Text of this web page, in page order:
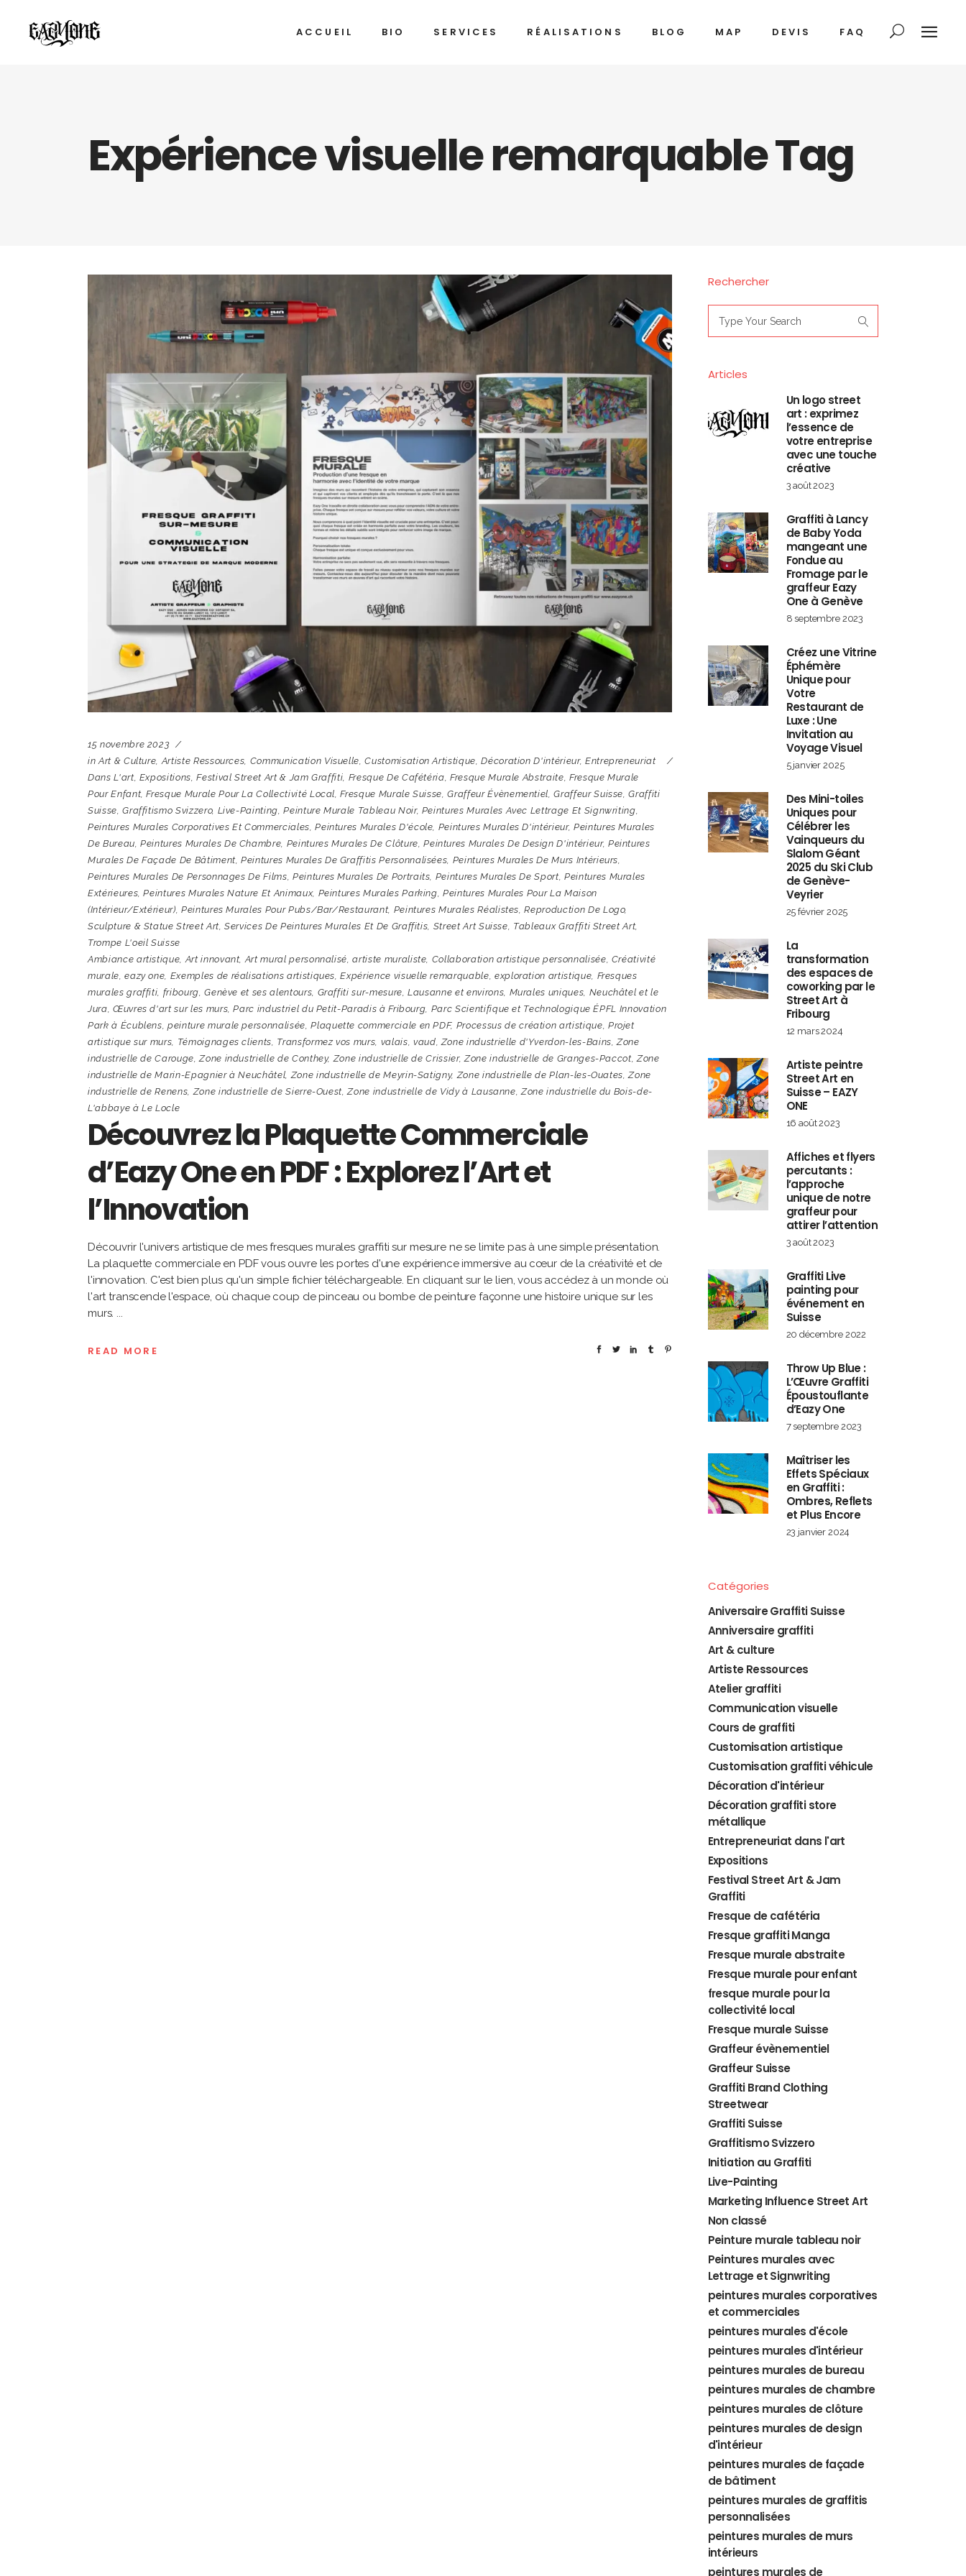
ACCUEIL BIO SERVICES RÉALISATIONS BLOG MAP DEVIS FAQ
Expérience visuelle remarquable Tag
15 novembre 2023
in Art & Culture,Artiste Ressources, Communication Visuelle,Customisation Artistique,Décoration D'intérieur, Entrepreneuriat
Dans L'art, Expositions,Festival Street Art & Jam Graffiti, Fresque De Cafétéria,Fresque Murale Abstraite, Fresque Murale
Pour Enfant,Fresque Murale Pour La Collectivité Local,Fresque Murale Suisse,Graffeur Évènementiel,Graffeur Suisse,Graffiti
Suisse,Graffitismo Svizzero, Live-Painting,Peinture Murale Tableau Noir, Peintures Murales Avec Lettrage Et Signwriting,
Peintures Murales Corporatives Et Commerciales,Peintures Murales D'école, Peintures Murales D'intérieur, Peintures Murales
De Bureau,Peintures Murales De Chambre, Peintures Murales De Clôture,Peintures Murales De Design D'intérieur, Peintures
Murales De Façade De Bâtiment,Peintures Murales De Graffitis Personnalisées, Peintures Murales De Murs Intérieurs,
Peintures Murales De Personnages De Films, Peintures Murales De Portraits, Peintures Murales De Sport, Peintures Murales
Extérieures,Peintures Murales Nature Et Animaux, Peintures Murales Parking,Peintures Murales Pour La Maison
(intérieur/extérieur), Peintures Murales Pour Pubs/bar/restaurant, Peintures Murales Réalistes,Reproduction De Logo,
Sculpture & Statue Street Art,Services De Peintures Murales Et De Graffitis, Street Art Suisse, Tableaux Graffiti Street Art,
Trompe L'oeil Suisse
Ambiance artistique,Art innovant,Art mural personnalisé,artiste muraliste, Collaboration artistique personnalisée, Créativité
murale,eazy one, Exemples de réalisations artistiques,Expérience visuelle remarquable, exploration artistique, Fresques
murales graffiti, fribourg,Genève et ses alentours, Graffiti sur-mesure,Lausanne et environs, Murales uniques, Neuchâtel et le
Jura, Œuvres d'art sur les murs,Parc industriel du Petit-Paradis à Fribourg, Parc Scientifique et Technologique ÉPFL Innovation
Park à Écublens,peinture murale personnalisée,Plaquette commerciale en PDF, Processus de création artistique, Projet
artistique sur murs, Témoignages clients, Transformez vos murs, valais, vaud,Zone industrielle d'Yverdon-les-Bains,Zone
industrielle de Carouge,Zone industrielle de Conthey,Zone industrielle de Crissier,Zone industrielle de Granges-Paccot,Zone
industrielle de Marin-Epagnier à Neuchâtel,Zone industrielle de Meyrin-Satigny,Zone industrielle de Plan-les-Ouates,Zone
industrielle de Renens,Zone industrielle de Sierre-Ouest,Zone industrielle de Vidy à Lausanne,Zone industrielle du Bois-de-
L'abbaye à Le Locle
Découvrez la Plaquette Commerciale
d’Eazy One en PDF : Explorez l’Art et
l’Innovation
Découvrir l'univers artistique de mes fresques murales graffiti sur mesure ne se limite pas à une simple présentation.
La plaquette commerciale en PDF vous ouvre les portes d'une expérience immersive au cœur de la créativité et de
l'innovation. C'est bien plus qu'un simple fichier téléchargeable. En cliquant sur le lien, vous accédez à un monde où
l'art transcende l'espace, où chaque coup de pinceau ou bombe de peinture façonne une histoire unique sur les
murs.
READ MORE
Rechercher
for:
Articles
Un logo street
art : exprimez
l’essence de
votre entreprise
avec une touche
créative
3 août 2023
Graffiti à Lancy
de Baby Yoda
mangeant une
Fondue au
Fromage par le
graffeur Eazy
One à Genève
8 septembre 2023
Créez une Vitrine
Éphémère
Unique pour
Votre
Restaurant de
Luxe : Une
Invitation au
Voyage Visuel
5 janvier 2025
Des Mini-toiles
Uniques pour
Célébrer les
Vainqueurs du
Slalom Géant
2025 du Ski Club
de Genève-
Veyrier
25 février 2025
La
transformation
des espaces de
coworking par le
Street Art à
Fribourg
12 mars 2024
Artiste peintre
Street Art en
Suisse – EAZY
ONE
16 août 2023
Affiches et flyers
percutants :
l’approche
unique de notre
graffeur pour
attirer l’attention
3 août 2023
Graffiti Live
painting pour
événement en
Suisse
20 décembre 2022
Throw Up Blue :
L’Œuvre Graffiti
Époustouflante
d’Eazy One
7 septembre 2023
Maîtriser les
Effets Spéciaux
en Graffiti :
Ombres, Reflets
et Plus Encore
23 janvier 2024
Catégories
Aniversaire Graffiti Suisse
Anniversaire graffiti
Art & culture
Artiste Ressources
Atelier graffiti
Communication visuelle
Cours de graffiti
Customisation artistique
Customisation graffiti véhicule
Décoration d'intérieur
Décoration graffiti store
métallique
Entrepreneuriat dans l'art
Expositions
Festival Street Art & Jam
Graffiti
Fresque de cafétéria
Fresque graffiti Manga
Fresque murale abstraite
Fresque murale pour enfant
fresque murale pour la
collectivité local
Fresque murale Suisse
Graffeur évènementiel
Graffeur Suisse
Graffiti Brand Clothing
Streetwear
Graffiti Suisse
Graffitismo Svizzero
Initiation au Graffiti
Live-Painting
Marketing Influence Street Art
Non classé
Peinture murale tableau noir
Peintures murales avec
Lettrage et Signwriting
peintures murales corporatives
et commerciales
peintures murales d'école
peintures murales d'intérieur
peintures murales de bureau
peintures murales de chambre
peintures murales de clôture
peintures murales de design
d'intérieur
peintures murales de façade
de bâtiment
peintures murales de graffitis
personnalisées
peintures murales de murs
intérieurs
peintures murales de